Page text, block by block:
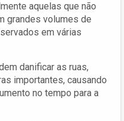
aquelas que não
grandes volumes de
em várias
danificar as ruas,
importantes, causando
no tempo para a